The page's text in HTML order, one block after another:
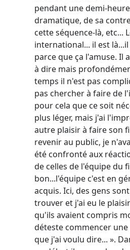
pendant une demi-
dramatique, de sa
cette séquence-là, etc...
international... il est
parce que ça l'amuse. Il
à dire mais
temps il n'est pas
pas chercher à faire de
pour cela que ce soit
plus léger, mais j'ai
autre plaisir à faire son
revenir au public, je
été confronté aux
de celles de l'équipe du
bon...l'équipe c'est en
acquis. Ici, des gens
trouver et j'ai eu le
qu'ils avaient compris
déteste commencer une
que j'ai voulu dire... ».